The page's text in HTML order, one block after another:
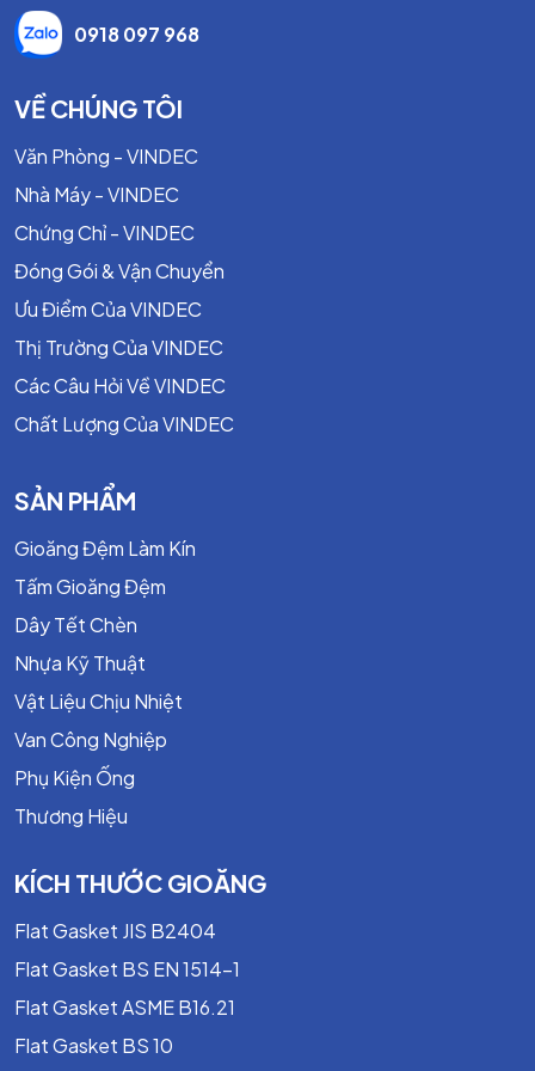
0918 097 968
VỀ CHÚNG TÔI
Văn Phòng - VINDEC
Nhà Máy - VINDEC
Chứng Chỉ - VINDEC
Đóng Gói & Vận Chuyển
Ưu Điểm Của VINDEC
Thị Trường Của VINDEC
Các Câu Hỏi Về VINDEC
Chất Lượng Của VINDEC
SẢN PHẨM
Gioăng Đệm Làm Kín
Tấm Gioăng Đệm
Dây Tết Chèn
Nhựa Kỹ Thuật
Vật Liệu Chịu Nhiệt
Van Công Nghiệp
Phụ Kiện Ống
Thương Hiệu
KÍCH THƯỚC GIOĂNG
Flat Gasket JIS B2404
Flat Gasket BS EN 1514-1
Flat Gasket ASME B16.21
Flat Gasket BS 10